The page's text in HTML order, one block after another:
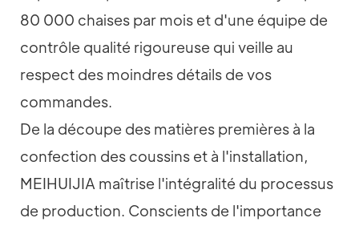
80 000 chaises par mois et d'une équipe de
contrôle qualité rigoureuse qui veille au
respect des moindres détails de vos
commandes.
De la découpe des matières premières à la
confection des coussins et à l'installation,
MEIHUIJIA maîtrise l'intégralité du processus
de production. Conscients de l'importance